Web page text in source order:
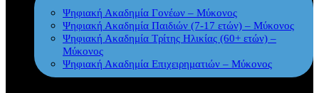
Ψηφιακή Ακαδημία Γονέων – Μύκονος
Ψηφιακή Ακαδημία Παιδιών (7-17 ετών) – Μύκονος
Ψηφιακή Ακαδημία Τρίτης Ηλικίας (60+ ετών) –
Μύκονος
Ψηφιακή Ακαδημία Επιχειρηματιών – Μύκονος